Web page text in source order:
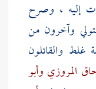
إليه ، وصرح
وآخرون من
غلط والقائلون
المروزي وأبو